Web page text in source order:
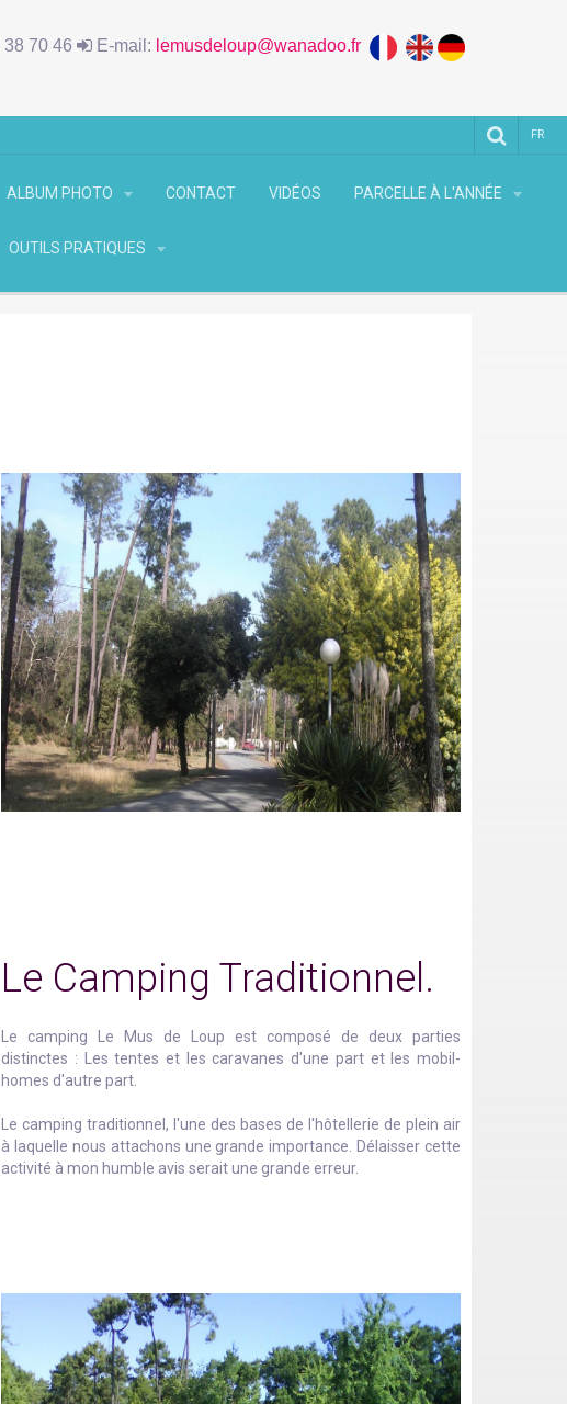
70 46 E-mail: lemusdeloup@wanadoo.fr
ALBUM PHOTO CONTACT VIDÉOS PARCELLE À L'ANNÉE
OUTILS PRATIQUES
FR
Le Camping Traditionnel.
Le camping Le Mus de Loup est composé de deux parties
distinctes : Les tentes et les caravanes d'une part et les mobil-
homes d'autre part.
Le camping traditionnel, l'une des bases de l'hôtellerie de plein air
à laquelle nous attachons une grande importance. Délaisser cette
activité à mon humble avis serait une grande erreur.